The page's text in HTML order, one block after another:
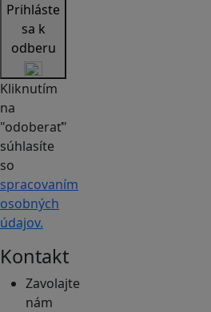
Prihláste
sa k
odberu
Kliknutím
na
"odoberať"
súhlasíte
so
spracovaním
osobných
údajov.
Kontakt
Zavolajte
nám